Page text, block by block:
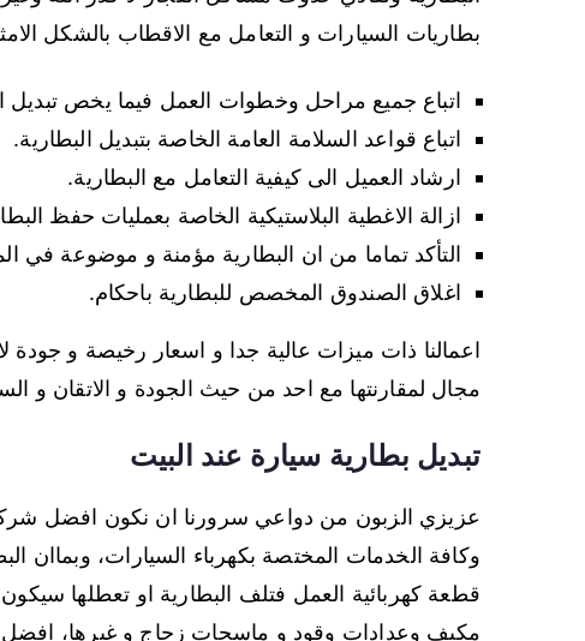
بطاريات السيارات و التعامل مع الاقطاب بالشكل
اتباع جميع مراحل وخطوات العمل فيما يخص تبديل
اتباع قواعد السلامة العامة الخاصة بتبديل البطارية.
ارشاد العميل الى كيفية التعامل مع البطارية.
ازالة الاغطية البلاستيكية الخاصة بعمليات حفظ
التأكد تماما من ان البطارية مؤمنة و موضوعة في
اغلاق الصندوق المخصص للبطارية باحكام.
اعمالنا ذات ميزات عالية جدا و اسعار رخيصة و جودة لا
مجال لمقارنتها مع احد من حيث الجودة و الاتقان و
تبديل بطارية سيارة عند البيت
عزيزي الزبون من دواعي سرورنا ان نكون افضل
وكافة الخدمات المختصة بكهرباء السيارات، وبماان
قطعة كهربائية العمل فتلف البطارية او تعطلها
مكيف وعدادات وقود و ماسحات زجاج و غيرها،